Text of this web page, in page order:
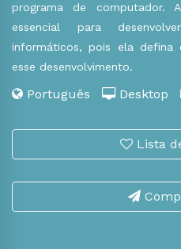
programa de computador.
essencial para
informáticos, pois ela defina
esse desenvolvimento.
Português Desktop
Lista